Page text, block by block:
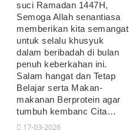
suci Ramadan 1447H,
Semoga Allah senantiasa
memberikan kita semangat
untuk selalu khusyuk
dalam beribadah di bulan
penuh keberkahan ini.
Salam hangat dan Tetap
Belajar serta Makan-
makanan Berprotein agar
tumbuh kembanc Cita…
17-03-2026